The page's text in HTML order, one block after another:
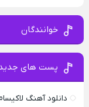
خوانندگان
پست های
دانلود آهنگ لاکیسام